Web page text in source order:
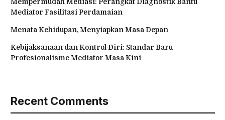
Mempermudah Mediasi: Perangkat Diagnostik Bantu
Mediator Fasilitasi Perdamaian
Menata Kehidupan, Menyiapkan Masa Depan
Kebijaksanaan dan Kontrol Diri: Standar Baru
Profesionalisme Mediator Masa Kini
Recent Comments